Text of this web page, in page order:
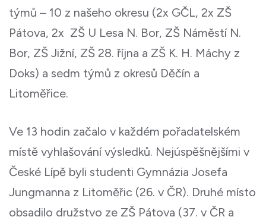
týmů – 10 z našeho okresu (2x GČL, 2x ZŠ
Pátova, 2x ZŠ U Lesa N. Bor, ZŠ Náměstí N.
Bor, ZŠ Jižní, ZŠ 28. října a ZŠ K. H. Máchy z
Doks) a sedm týmů z okresů Děčín a
Litoměřice.
Ve 13 hodin začalo v každém pořadatelském
místě vyhlašování výsledků. Nejúspěšnějšími v
České Lípě byli studenti Gymnázia Josefa
Jungmanna z Litoměřic (26. v ČR). Druhé místo
obsadilo družstvo ze ZŠ Pátova (37. v ČR a